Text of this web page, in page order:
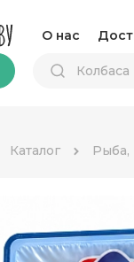
О нас
Каталог Рыба,